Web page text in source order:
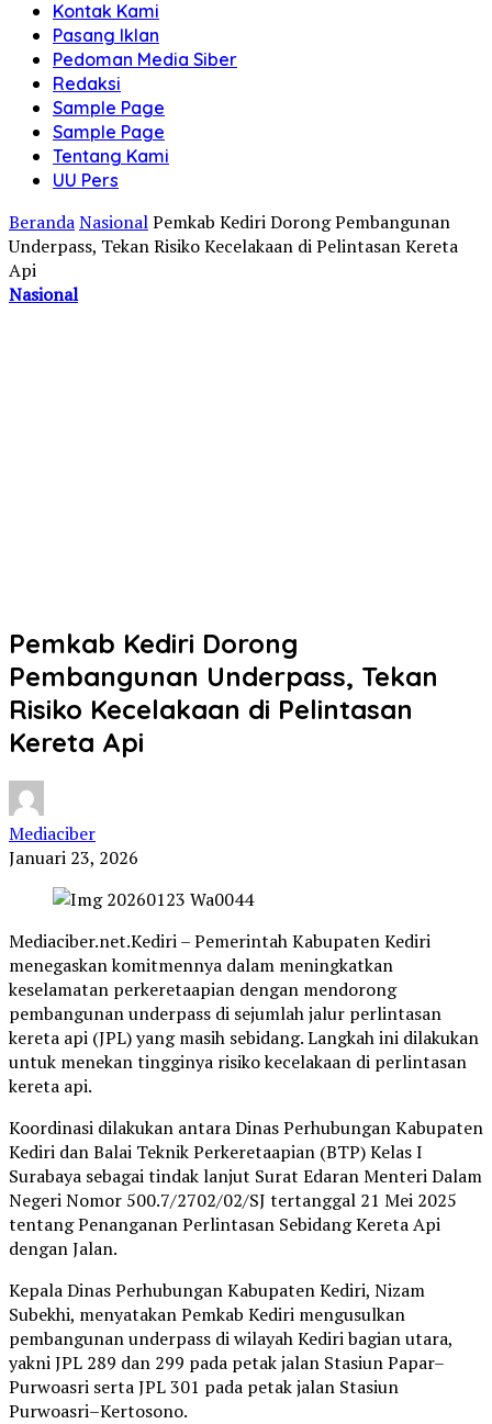
Kontak Kami
Pasang Iklan
Pedoman Media Siber
Redaksi
Sample Page
Sample Page
Tentang Kami
UU Pers
BerandaNasionalPemkab Kediri Dorong Pembangunan
Underpass, Tekan Risiko Kecelakaan di Pelintasan Kereta
Api
Nasional
Pemkab Kediri Dorong
Pembangunan Underpass, Tekan
Risiko Kecelakaan di Pelintasan
Kereta Api
Mediaciber
Januari 23, 2026
Mediaciber.net.Kediri – Pemerintah Kabupaten Kediri
menegaskan komitmennya dalam meningkatkan
keselamatan perkeretaapian dengan mendorong
pembangunan underpass di sejumlah jalur perlintasan
kereta api (JPL) yang masih sebidang. Langkah ini dilakukan
untuk menekan tingginya risiko kecelakaan di perlintasan
kereta api.
Koordinasi dilakukan antara Dinas Perhubungan Kabupaten
Kediri dan Balai Teknik Perkeretaapian (BTP) Kelas I
Surabaya sebagai tindak lanjut Surat Edaran Menteri Dalam
Negeri Nomor 500.7/2702/02/SJ tertanggal 21 Mei 2025
tentang Penanganan Perlintasan Sebidang Kereta Api
dengan Jalan.
Kepala Dinas Perhubungan Kabupaten Kediri, Nizam
Subekhi, menyatakan Pemkab Kediri mengusulkan
pembangunan underpass di wilayah Kediri bagian utara,
yakni JPL 289 dan 299 pada petak jalan Stasiun Papar–
Purwoasri serta JPL 301 pada petak jalan Stasiun
Purwoasri–Kertosono.